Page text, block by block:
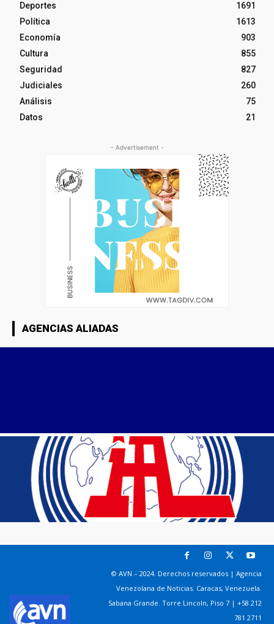
Deportes
1691
Política
1613
Economía
903
Cultura
855
Seguridad
827
Judiciales
260
Análisis
75
Datos
21
- Advertisement -
AGENCIAS ALIADAS
© AVN – 2024. Derechos reservados | Agencia
Venezolana de Noticias. Caracas, Venezuela.
Sabana Grande. Torre Lincoln, Piso 7 | +58 212
781 2711